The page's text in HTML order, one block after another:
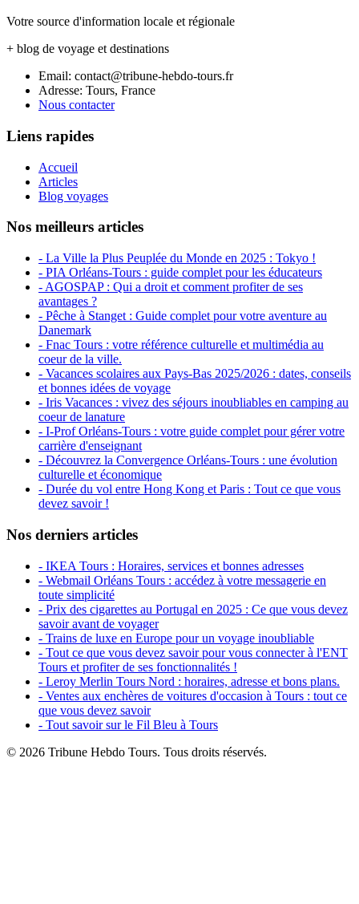
Votre source d'information locale et régionale
+ blog de voyage et destinations
Email: contact@tribune-hebdo-tours.fr
Adresse: Tours, France
Nous contacter
Liens rapides
Accueil
Articles
Blog voyages
Nos meilleurs articles
- La Ville la Plus Peuplée du Monde en 2025 : Tokyo !
- PIA Orléans-Tours : guide complet pour les éducateurs
- AGOSPAP : Qui a droit et comment profiter de ses
avantages ?
- Pêche à Stanget : Guide complet pour votre aventure au
Danemark
- Fnac Tours : votre référence culturelle et multimédia au
coeur de la ville.
- Vacances scolaires aux Pays-Bas 2025/2026 : dates, conseils
et bonnes idées de voyage
- Iris Vacances : vivez des séjours inoubliables en camping au
coeur de lanature
- I-Prof Orléans-Tours : votre guide complet pour gérer votre
carrière d'enseignant
- Découvrez la Convergence Orléans-Tours : une évolution
culturelle et économique
- Durée du vol entre Hong Kong et Paris : Tout ce que vous
devez savoir !
Nos derniers articles
- IKEA Tours : Horaires, services et bonnes adresses
- Webmail Orléans Tours : accédez à votre messagerie en
toute simplicité
- Prix des cigarettes au Portugal en 2025 : Ce que vous devez
savoir avant de voyager
- Trains de luxe en Europe pour un voyage inoubliable
- Tout ce que vous devez savoir pour vous connecter à l'ENT
Tours et profiter de ses fonctionnalités !
- Leroy Merlin Tours Nord : horaires, adresse et bons plans.
- Ventes aux enchères de voitures d'occasion à Tours : tout ce
que vous devez savoir
- Tout savoir sur le Fil Bleu à Tours
© 2026 Tribune Hebdo Tours. Tous droits réservés.